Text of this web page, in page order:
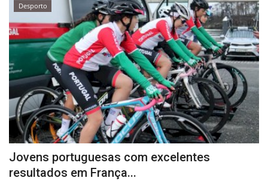
Desporto
Jovens portuguesas com excelentes
resultados em França...